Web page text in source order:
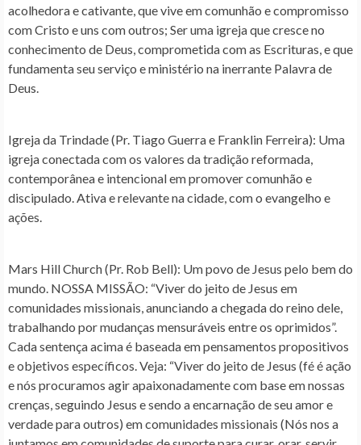
acolhedora e cativante, que vive em comunhão e compromisso
com Cristo e uns com outros; Ser uma igreja que cresce no
conhecimento de Deus, comprometida com as Escrituras, e que
fundamenta seu serviço e ministério na inerrante Palavra de
Deus.
Igreja da Trindade (Pr. Tiago Guerra e Franklin Ferreira): Uma
igreja conectada com os valores da tradição reformada,
contemporânea e intencional em promover comunhão e
discipulado. Ativa e relevante na cidade, com o evangelho e
ações.
Mars Hill Church (Pr. Rob Bell): Um povo de Jesus pelo bem do
mundo. NOSSA MISSÃO: “Viver do jeito de Jesus em
comunidades missionais, anunciando a chegada do reino dele,
trabalhando por mudanças mensuráveis entre os oprimidos”.
Cada sentença acima é baseada em pensamentos propositivos
e objetivos específicos. Veja: “Viver do jeito de Jesus (fé é ação
e nós procuramos agir apaixonadamente com base em nossas
crenças, seguindo Jesus e sendo a encarnação de seu amor e
verdade para outros) em comunidades missionais (Nós nos a